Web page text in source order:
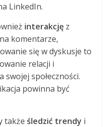
LinkedIn.
interakcję z
komentarze,
się w dyskusje to
relacji i
swojej społeczności.
powinna być
takżeśledzić trendy i